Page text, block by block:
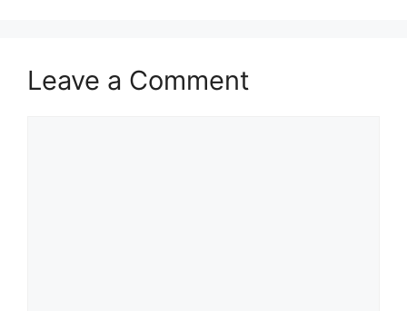
Leave a Comment